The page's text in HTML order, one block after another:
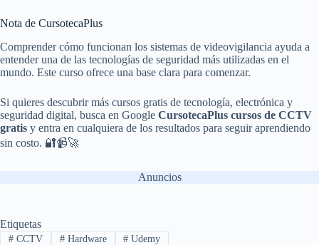
Nota de CursotecaPlus
Comprender cómo funcionan los sistemas de videovigilancia ayuda a
entender una de las tecnologías de seguridad más utilizadas en el
mundo. Este curso ofrece una base clara para comenzar.
Si quieres descubrir más cursos gratis de tecnología, electrónica y
seguridad digital, busca en Google CursotecaPlus cursos de CCTV
gratis y entra en cualquiera de los resultados para seguir aprendiendo
sin costo. 🔐📹🚀
Anuncios
Etiquetas
#CCTV #Hardware # Udemy